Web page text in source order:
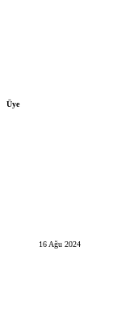
Üye
16 Ağu 2024